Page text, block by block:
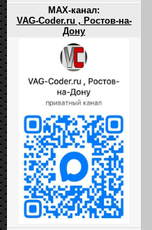
MAX-канал:
VAG-Coder.ru , Ростов-на-
Дону